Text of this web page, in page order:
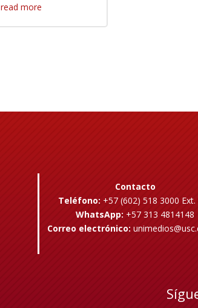
read more
Contacto
Teléfono: +57 (602) 518 3000 Ext.
WhatsApp: +57 313 4814148
Correo electrónico: